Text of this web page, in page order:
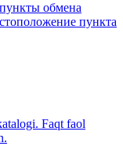
обмена
пункта
Faqt faol